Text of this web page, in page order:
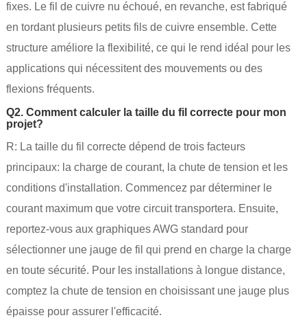
fixes. Le fil de cuivre nu échoué, en revanche, est fabriqué
en tordant plusieurs petits fils de cuivre ensemble. Cette
structure améliore la flexibilité, ce qui le rend idéal pour les
applications qui nécessitent des mouvements ou des
flexions fréquents.
Q2. Comment calculer la taille du fil correcte pour mon
projet?
R: La taille du fil correcte dépend de trois facteurs
principaux: la charge de courant, la chute de tension et les
conditions d'installation. Commencez par déterminer le
courant maximum que votre circuit transportera. Ensuite,
reportez-vous aux graphiques AWG standard pour
sélectionner une jauge de fil qui prend en charge la charge
en toute sécurité. Pour les installations à longue distance,
comptez la chute de tension en choisissant une jauge plus
épaisse pour assurer l'efficacité.